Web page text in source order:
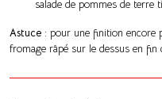
salade de pommes de terre
Astuce : pour une finition encore
fromage râpé sur le dessus en fin